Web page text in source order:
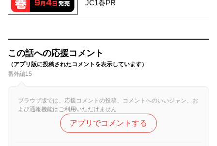
JC1巻PR
この話への応援コメント
（アプリ版に投稿されたコメントを表示しています）
番外編15
ブラウザ版では、応援コメントの投稿、コメントへのいいジャン、お
よび通報機能はご利用いただけません
アプリでコメントする